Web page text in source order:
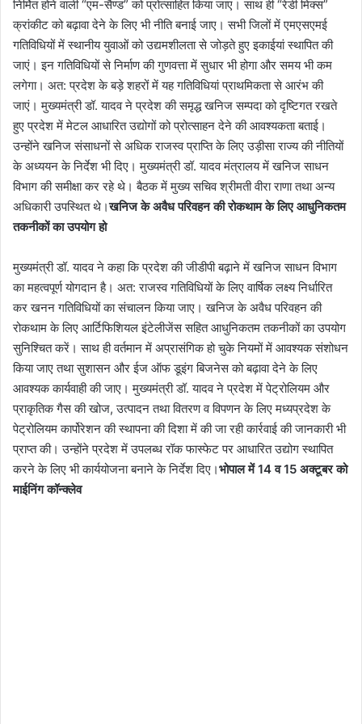
निर्मित होने वाली “एम-सैण्ड” को प्रोत्साहित किया जाए। साथ ही “रेडी मिक्स”
क्रांकीट को बढ़ावा देने के लिए भी नीति बनाई जाए। सभी जिलों में एमएसएमई
गतिविधियों में स्थानीय युवाओं को उद्यमशीलता से जोड़ते हुए इकाईयां स्थापित की
जाएं। इन गतिविधियों से निर्माण की गुणवत्ता में सुधार भी होगा और समय भी कम
लगेगा। अत: प्रदेश के बड़े शहरों में यह गतिविधियां प्राथमिकता से आरंभ की
जाएं। मुख्यमंत्री डॉ. यादव ने प्रदेश की समृद्ध खनिज सम्पदा को दृष्टिगत रखते
हुए प्रदेश में मेटल आधारित उद्योगों को प्रोत्साहन देने की आवश्यकता बताई।
उन्होंने खनिज संसाधनों से अधिक राजस्व प्राप्ति के लिए उड़ीसा राज्य की नीतियों
के अध्ययन के निर्देश भी दिए। मुख्यमंत्री डॉ. यादव मंत्रालय में खनिज साधन
विभाग की समीक्षा कर रहे थे। बैठक में मुख्य सचिव श्रीमती वीरा राणा तथा अन्य
अधिकारी उपस्थित थे।खनिज के अवैध परिवहन की रोकथाम के लिए आधुनिकतम
तकनीकों का उपयोग हो
मुख्यमंत्री डॉ. यादव ने कहा कि प्रदेश की जीडीपी बढ़ाने में खनिज साधन विभाग
का महत्वपूर्ण योगदान है। अत: राजस्व गतिविधियों के लिए वार्षिक लक्ष्य निर्धारित
कर खनन गतिविधियों का संचालन किया जाए। खनिज के अवैध परिवहन की
रोकथाम के लिए आर्टिफिशियल इंटेलीजेंस सहित आधुनिकतम तकनीकों का उपयोग
सुनिश्चित करें। साथ ही वर्तमान में अप्रासंगिक हो चुके नियमों में आवश्यक संशोधन
किया जाए तथा सुशासन और ईज ऑफ डूइंग बिजनेस को बढ़ावा देने के लिए
आवश्यक कार्यवाही की जाए। मुख्यमंत्री डॉ. यादव ने प्रदेश में पेट्रोलियम और
प्राकृतिक गैस की खोज, उत्पादन तथा वितरण व विपणन के लिए मध्यप्रदेश के
पेट्रोलियम कार्पोरेशन की स्थापना की दिशा में की जा रही कार्रवाई की जानकारी भी
प्राप्त की। उन्होंने प्रदेश में उपलब्ध रॉक फास्फेट पर आधारित उद्योग स्थापित
करने के लिए भी कार्ययोजना बनाने के निर्देश दिए।भोपाल में 14 व 15 अक्टूबर को
माईनिंग कॉन्क्लेव